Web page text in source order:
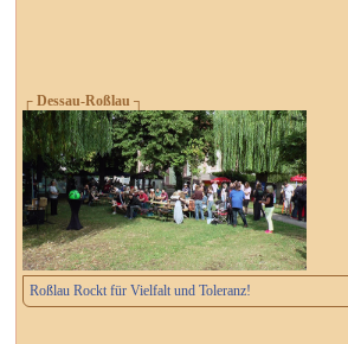
┌ Dessau-Roßlau ┐
Roßlau Rockt für Vielfalt und Toleranz!